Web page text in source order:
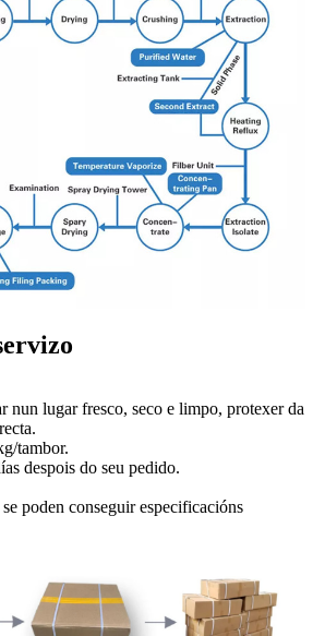
nun lugar fresco, seco e limpo, protexer da
tambor.
despois do seu pedido.
poden conseguir especificacións